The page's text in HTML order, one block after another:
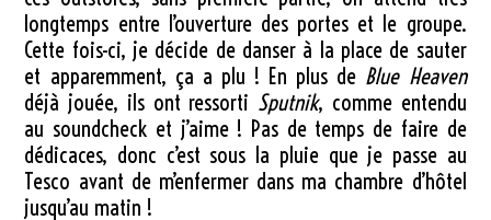
longtemps entre l’ouverture des portes et le groupe.
Cette fois-ci, je décide de danser à la place de sauter
et apparemment, ça a plu ! En plus de Blue Heaven
déjà jouée, ils ont ressorti Sputnik, comme entendu
au soundcheck et j’aime ! Pas de temps de faire de
dédicaces, donc c’est sous la pluie que je passe au
Tesco avant de m’enfermer dans ma chambre d’hôtel
jusqu’au matin !